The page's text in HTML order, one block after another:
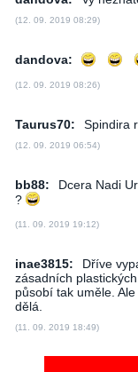
(12. 09. 2019 08:29)
dandova:
(12. 09. 2019 08:26)
Taurus70: Spindira
(12. 09. 2019 06:54)
bb88:
Dcera Nadi
?
(11. 09. 2019 19:12)
inae3815:
Dříve
zásadních
působí tak uměle.
dělá.
(11. 09. 2019 18:49)